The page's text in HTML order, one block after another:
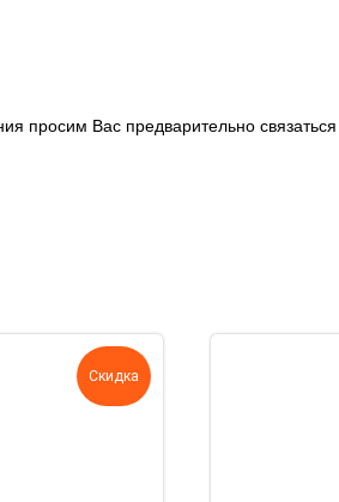
просим Вас предварительно
Скидка